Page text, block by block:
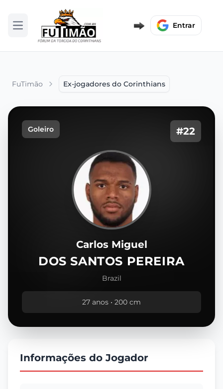
Abrir menu Entrar
FuTimão Ex-jogadores do Corinthians
Goleiro #22
Carlos Miguel
DOS SANTOS PEREIRA
Brazil
27 anos • 200 cm
Informações do Jogador